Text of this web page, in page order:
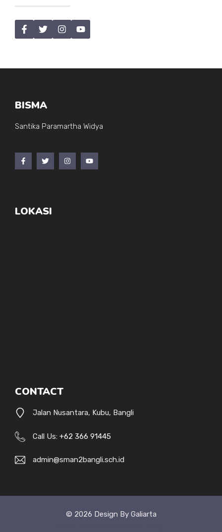
BISMA
Santika Paramartha Widya
LOKASI
CONTACT
Jalan Nusantara, Kubu, Bangli
Call Us: +62 366 91445
admin@sman2bangli.sch.id
© 2026 Design By Galiarta